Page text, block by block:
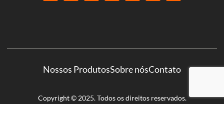
Nossos ProdutosSobre nósContato
Copyright © 2025. Todos os direitos reservados.